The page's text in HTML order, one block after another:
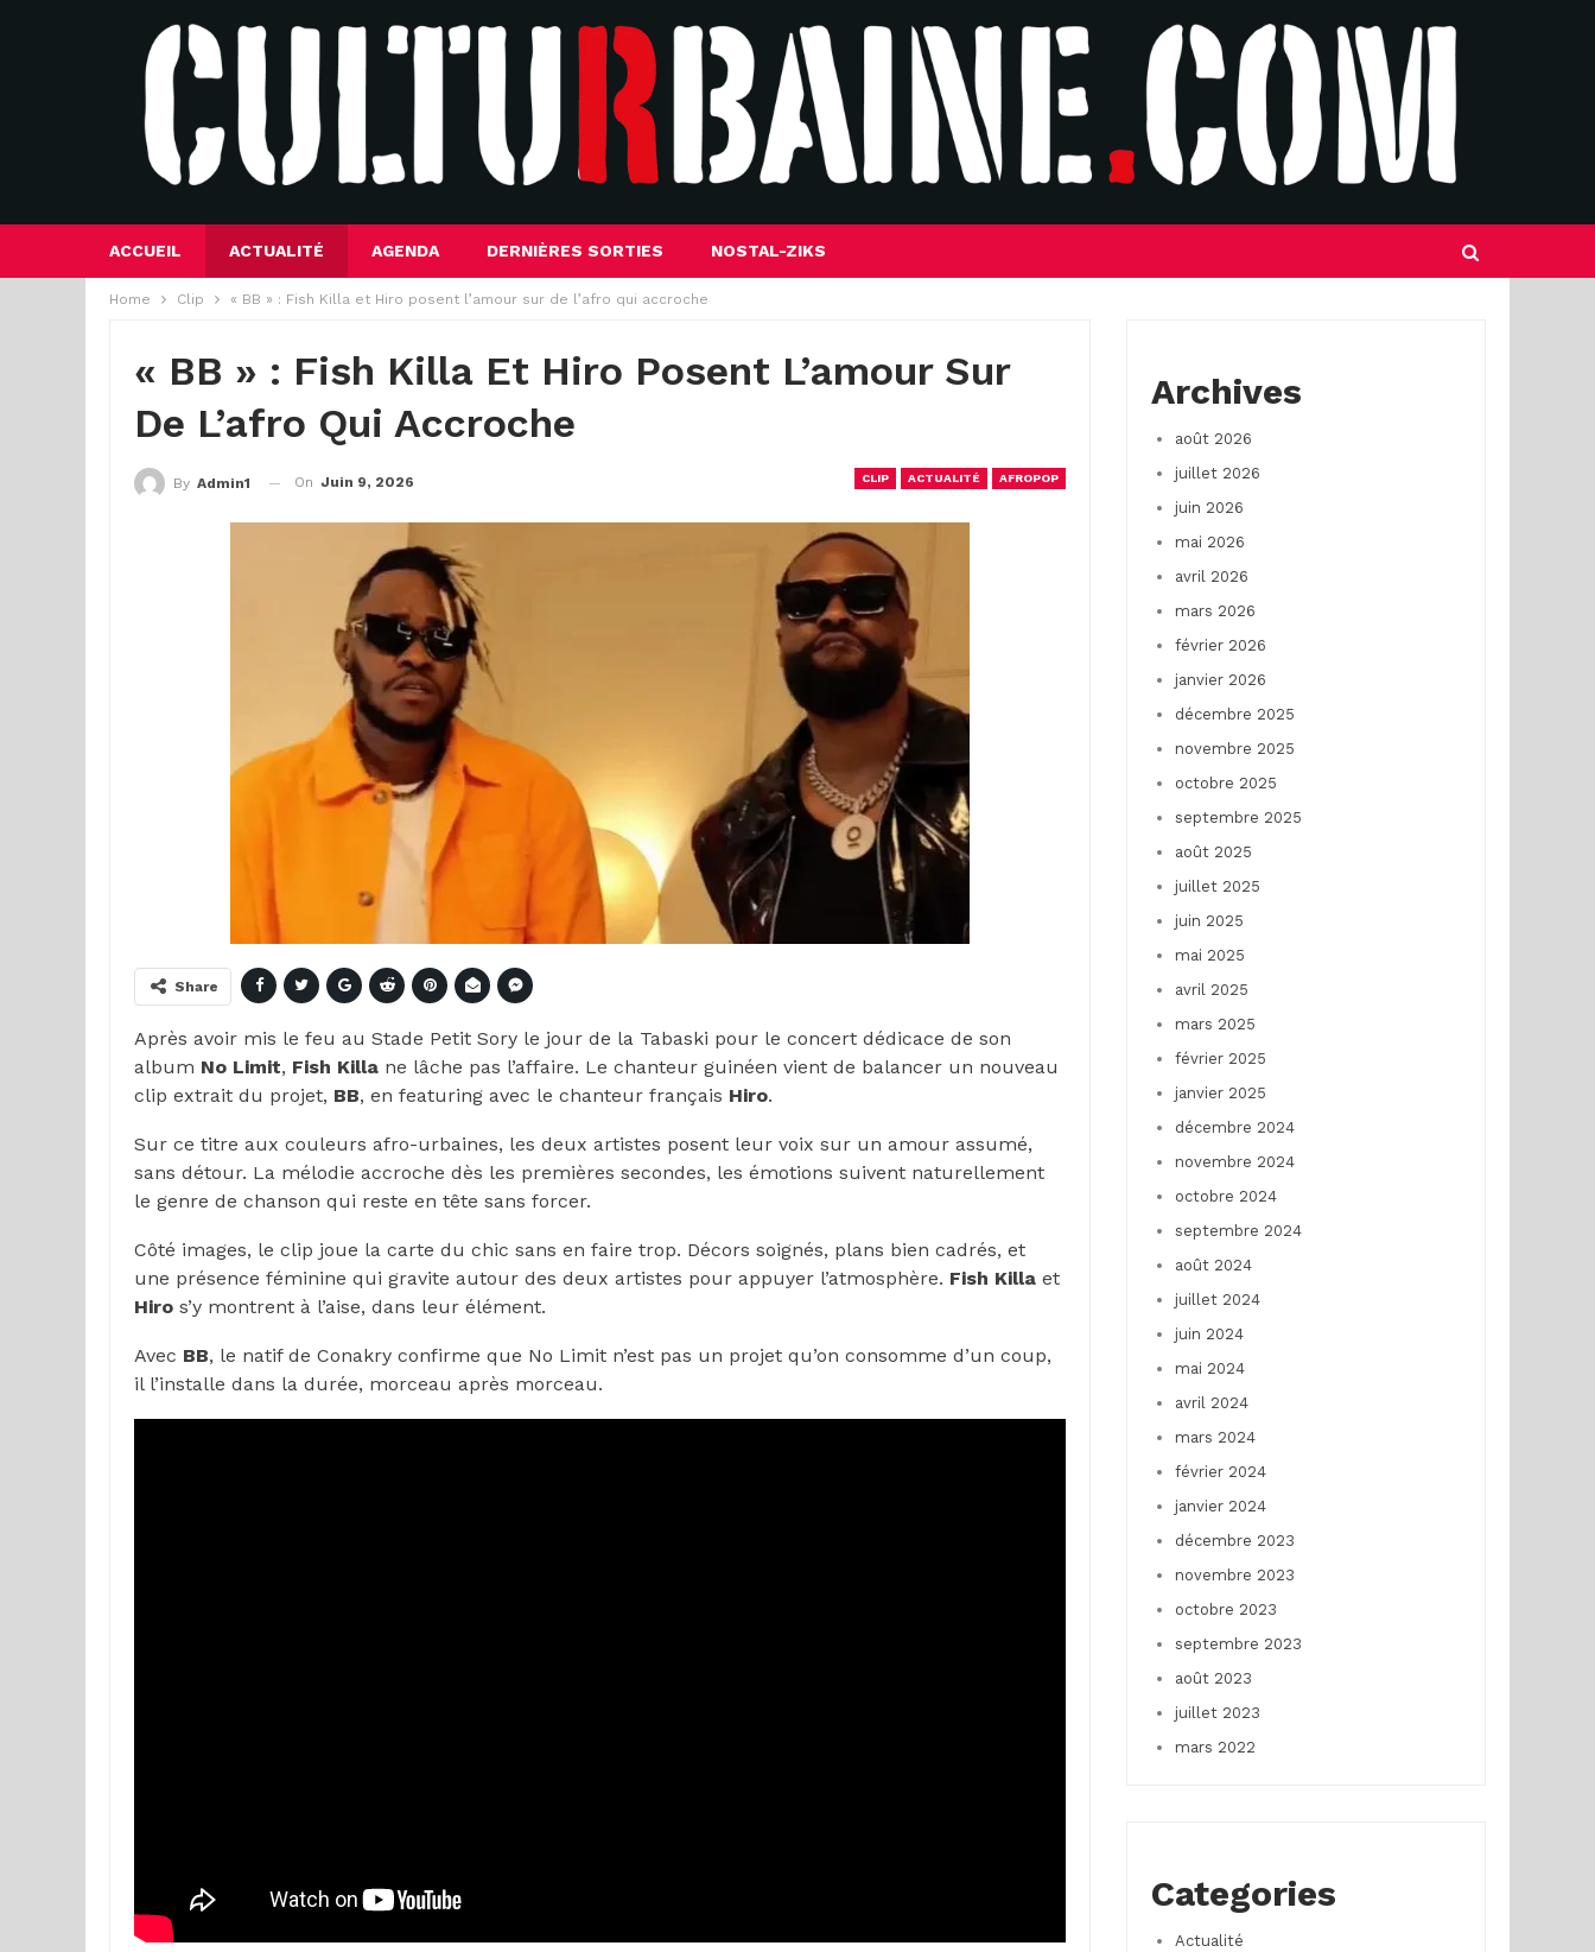
ACCUEIL ACTUALITÉ AGENDA DERNIÈRES SORTIES NOSTAL-ZIKS
Home Clip « BB » : Fish Killa et Hiro posent l’amour sur de l’afro qui accroche
« BB » : Fish Killa Et Hiro Posent L’amour Sur
De L’afro Qui Accroche
CLIP ACTUALITÉ AFROPOP
By Admin1 On Juin 9, 2026
Share
Après avoir mis le feu au Stade Petit Sory le jour de la Tabaski pour le concert dédicace de son
album No Limit, Fish Killa ne lâche pas l’affaire. Le chanteur guinéen vient de balancer un nouveau
clip extrait du projet, BB, en featuring avec le chanteur français Hiro.
Sur ce titre aux couleurs afro-urbaines, les deux artistes posent leur voix sur un amour assumé,
sans détour. La mélodie accroche dès les premières secondes, les émotions suivent naturellement
le genre de chanson qui reste en tête sans forcer.
Côté images, le clip joue la carte du chic sans en faire trop. Décors soignés, plans bien cadrés, et
une présence féminine qui gravite autour des deux artistes pour appuyer l’atmosphère. Fish Killa et
Hiro s’y montrent à l’aise, dans leur élément.
Avec BB, le natif de Conakry confirme que No Limit n’est pas un projet qu’on consomme d’un coup,
il l’installe dans la durée, morceau après morceau.
Archives
août 2026
juillet 2026
juin 2026
mai 2026
avril 2026
mars 2026
février 2026
janvier 2026
décembre 2025
novembre 2025
octobre 2025
septembre 2025
août 2025
juillet 2025
juin 2025
mai 2025
avril 2025
mars 2025
février 2025
janvier 2025
décembre 2024
novembre 2024
octobre 2024
septembre 2024
août 2024
juillet 2024
juin 2024
mai 2024
avril 2024
mars 2024
février 2024
janvier 2024
décembre 2023
novembre 2023
octobre 2023
septembre 2023
août 2023
juillet 2023
mars 2022
Categories
Actualité